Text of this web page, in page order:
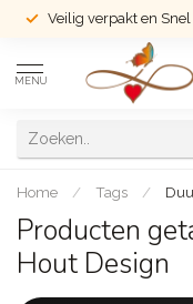
Veilig verpakt en
MENU
Home / Tags /
Producten
Hout Design